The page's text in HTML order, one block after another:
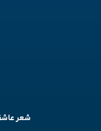
شعر عاشقانه